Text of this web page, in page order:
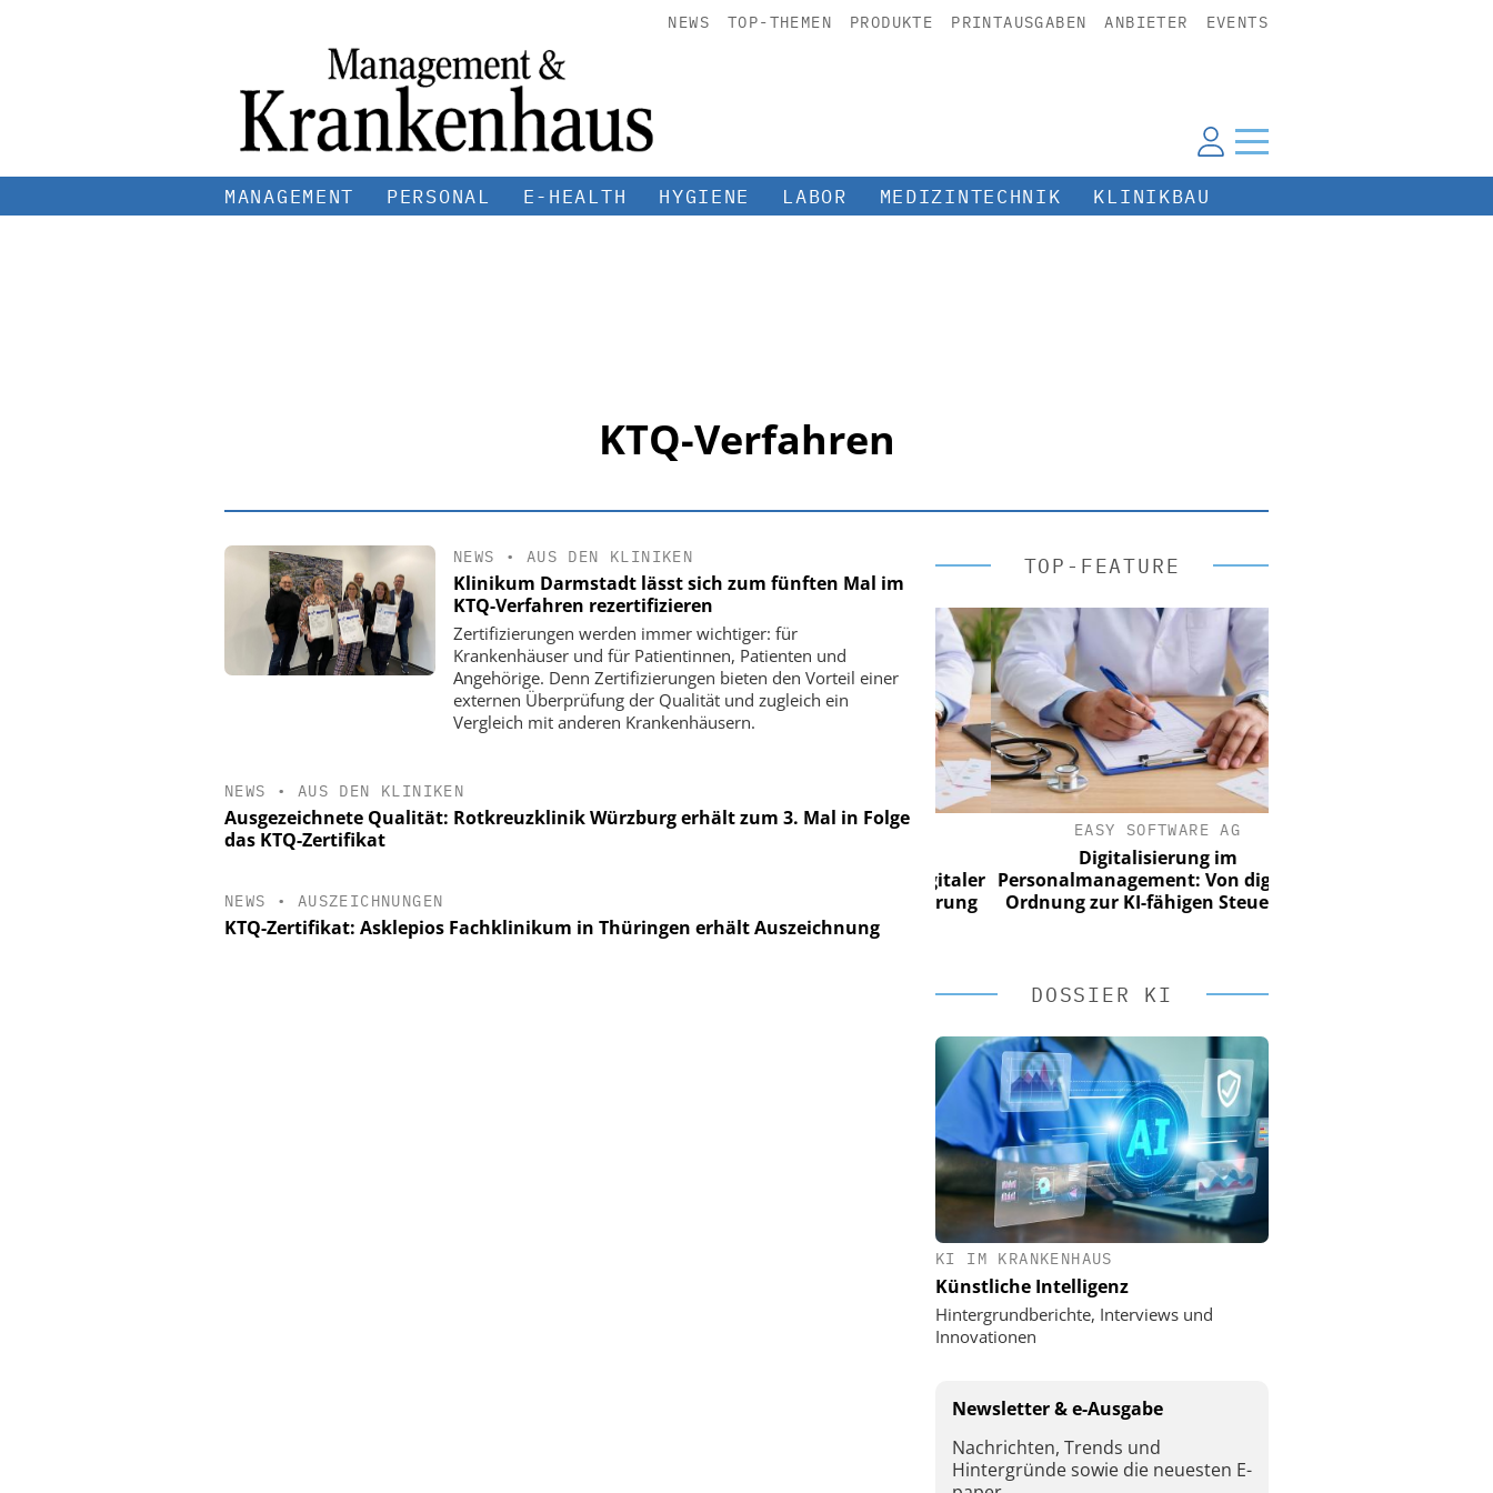
NEWS TOP-THEMEN PRODUKTE PRINTAUSGABEN ANBIETER EVENTS
MANAGEMENT PERSONAL E-HEALTH HYGIENE LABOR MEDIZINTECHNIK KLINIKBAU
KTQ-Verfahren
NEWS • AUS DEN KLINIKEN
Klinikum Darmstadt lässt sich zum fünften Mal im
KTQ-Verfahren rezertifizieren
Zertifizierungen werden immer wichtiger: für
Krankenhäuser und für Patientinnen, Patienten und
Angehörige. Denn Zertifizierungen bieten den Vorteil einer
externen Überprüfung der Qualität und zugleich ein
Vergleich mit anderen Krankenhäusern.
NEWS • AUS DEN KLINIKEN
Ausgezeichnete Qualität: Rotkreuzklinik Würzburg erhält zum 3. Mal in Folge
das KTQ-Zertifikat
NEWS • AUSZEICHNUNGEN
KTQ-Zertifikat: Asklepios Fachklinikum in Thüringen erhält Auszeichnung
TOP-FEATURE
EASY SOFTWARE AG
Ordnung zur KI-fähigen Steuerung
EASY SOFTWARE AG
Personalmanagement: Von digitaler
EASY SOFTWARE AG
Digitalisierung im
Personalmanagement: Von digitaler
Ordnung zur KI-fähigen Steuerung
DOSSIER KI
KI IM KRANKENHAUS
Künstliche Intelligenz
Hintergrundberichte, Interviews und
Innovationen
Newsletter & e-Ausgabe
Nachrichten, Trends und
Hintergründe sowie die neuesten E-